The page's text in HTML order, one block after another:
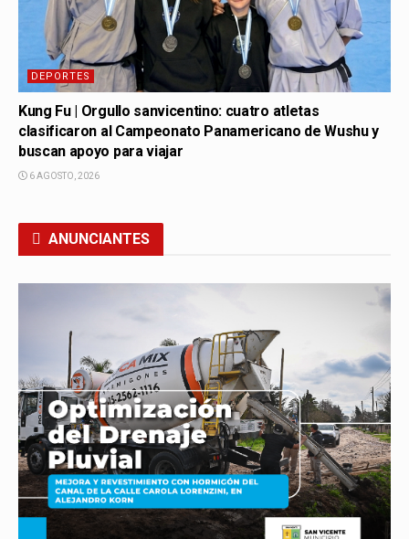
DEPORTES
Kung Fu | Orgullo sanvicentino: cuatro atletas
clasificaron al Campeonato Panamericano de Wushu y
buscan apoyo para viajar
6 AGOSTO, 2026
ANUNCIANTES